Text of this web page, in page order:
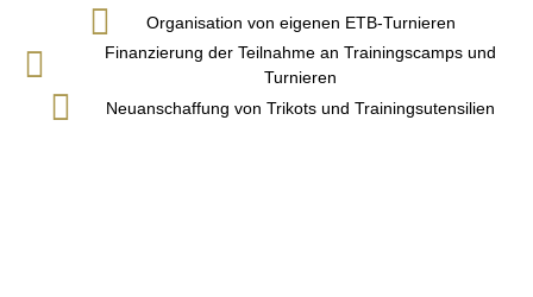
Organisation von eigenen ETB-Turnieren
Finanzierung der Teilnahme an Trainingscamps und
Turnieren
Neuanschaffung von Trikots und Trainingsutensilien